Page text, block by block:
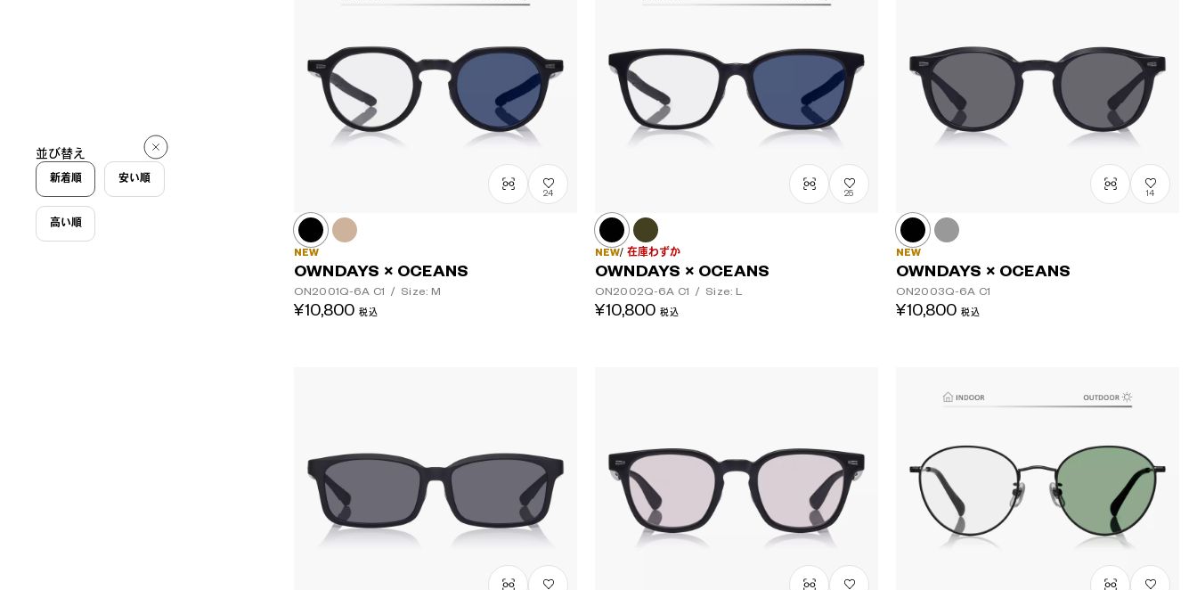
並び替え
新着順 安い順
高い順
24
NEW
OWNDAYS × OCEANS
ON2001Q-6A C1 / Size: M
¥10,800 税込
25
NEW 在庫わずか
OWNDAYS × OCEANS
ON2002Q-6A C1 / Size: L
¥10,800 税込
14
NEW
OWNDAYS × OCEANS
ON2003Q-6A C1
¥10,800 税込
レンズカラー